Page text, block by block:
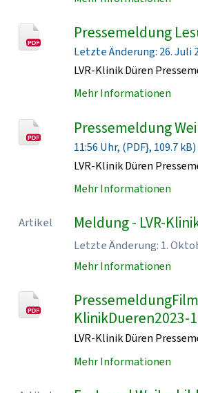
Pressemeldung
Letzte Änderung: 26. Juli
LVR-Klinik Düren
Mehr Informationen
Pressemeldung
11:56 Uhr, (PDF}, 109.7 kB)
LVR-Klinik Düren
Mehr Informationen
Artikel Meldung - LVR-
Letzte Änderung: 1.
Mehr Informationen
KlinikDueren2023-
LVR-Klinik Düren
Mehr Informationen